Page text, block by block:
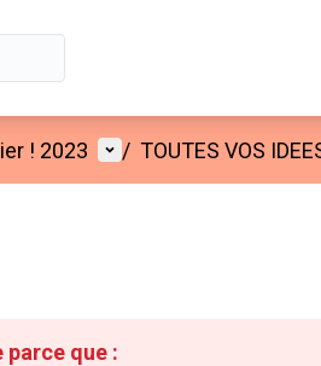
! 2023 Menu utilisateur
/ TOUTES VOS
que :